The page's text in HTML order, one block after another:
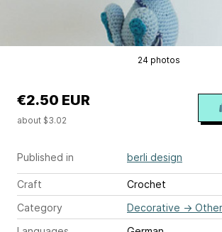
24 photos
Published in berli design
Craft
Crochet
Category
Decorative → Other
€2.50 EUR
about $3.02